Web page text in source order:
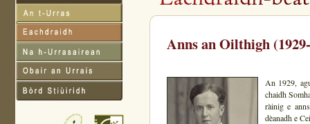
Anns an Oilthigh
An 1929,
chaidh
ràinig e
dèanadh e